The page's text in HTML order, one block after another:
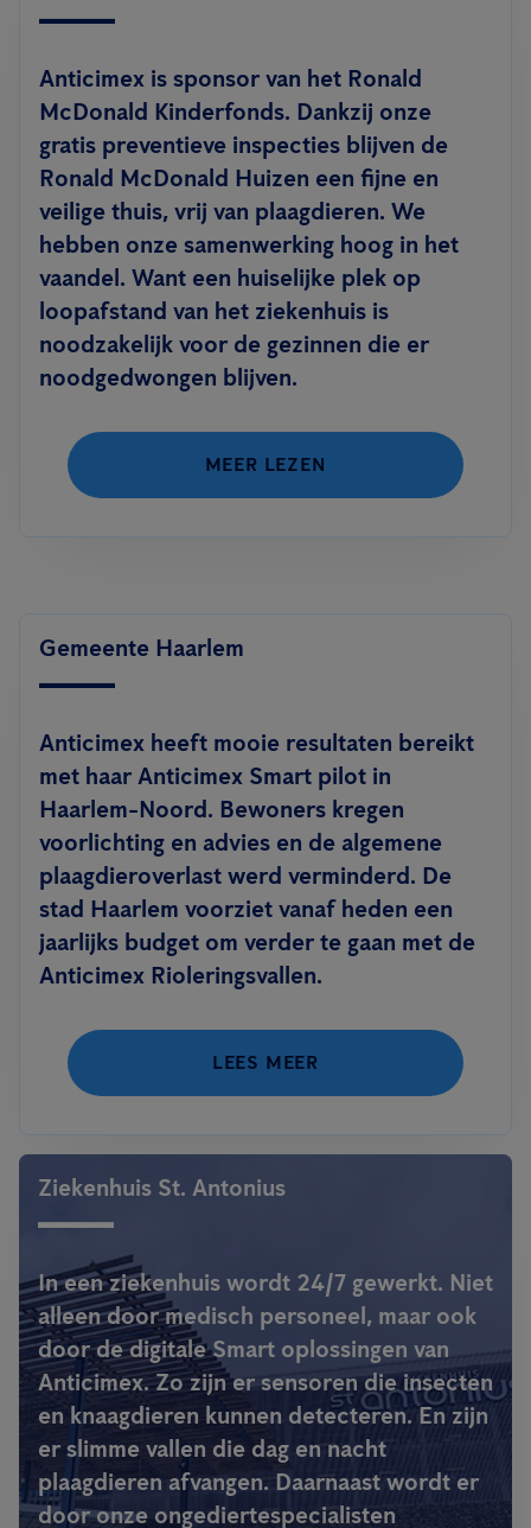
Anticimex is sponsor van het Ronald
McDonald Kinderfonds. Dankzij onze
gratis preventieve inspecties blijven de
Ronald McDonald Huizen een fijne en
veilige thuis, vrij van plaagdieren. We
hebben onze samenwerking hoog in het
vaandel. Want een huiselijke plek op
loopafstand van het ziekenhuis is
noodzakelijk voor de gezinnen die er
noodgedwongen blijven.
MEER LEZEN
Gemeente Haarlem
Anticimex heeft mooie resultaten bereikt
met haar Anticimex Smart pilot in
Haarlem-Noord. Bewoners kregen
voorlichting en advies en de algemene
plaagdieroverlast werd verminderd. De
stad Haarlem voorziet vanaf heden een
jaarlijks budget om verder te gaan met de
Anticimex Rioleringsvallen.
LEES MEER
Ziekenhuis St. Antonius
In een ziekenhuis wordt 24/7 gewerkt. Niet
alleen door medisch personeel, maar ook
door de digitale Smart oplossingen van
Anticimex. Zo zijn er sensoren die insecten
en knaagdieren kunnen detecteren. En zijn
er slimme vallen die dag en nacht
plaagdieren afvangen. Daarnaast wordt er
door onze ongediertespecialisten